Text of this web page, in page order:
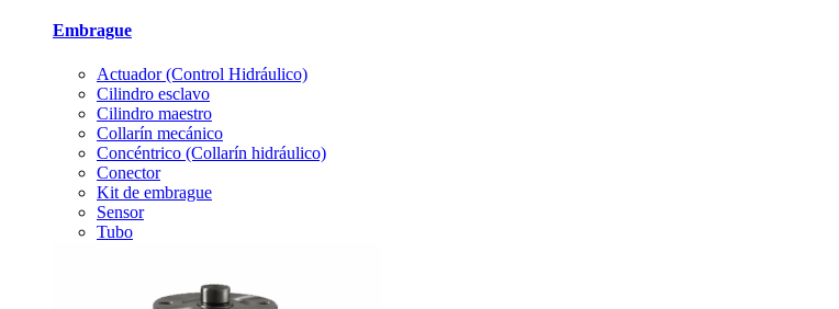
Embrague
Actuador (Control Hidráulico)
Cilindro esclavo
Cilindro maestro
Collarín mecánico
Concéntrico (Collarín hidráulico)
Conector
Kit de embrague
Sensor
Tubo